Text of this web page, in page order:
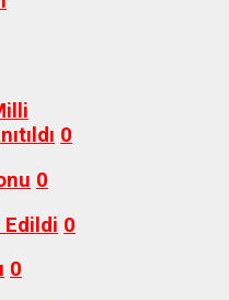
0
0
Edildi 0
0